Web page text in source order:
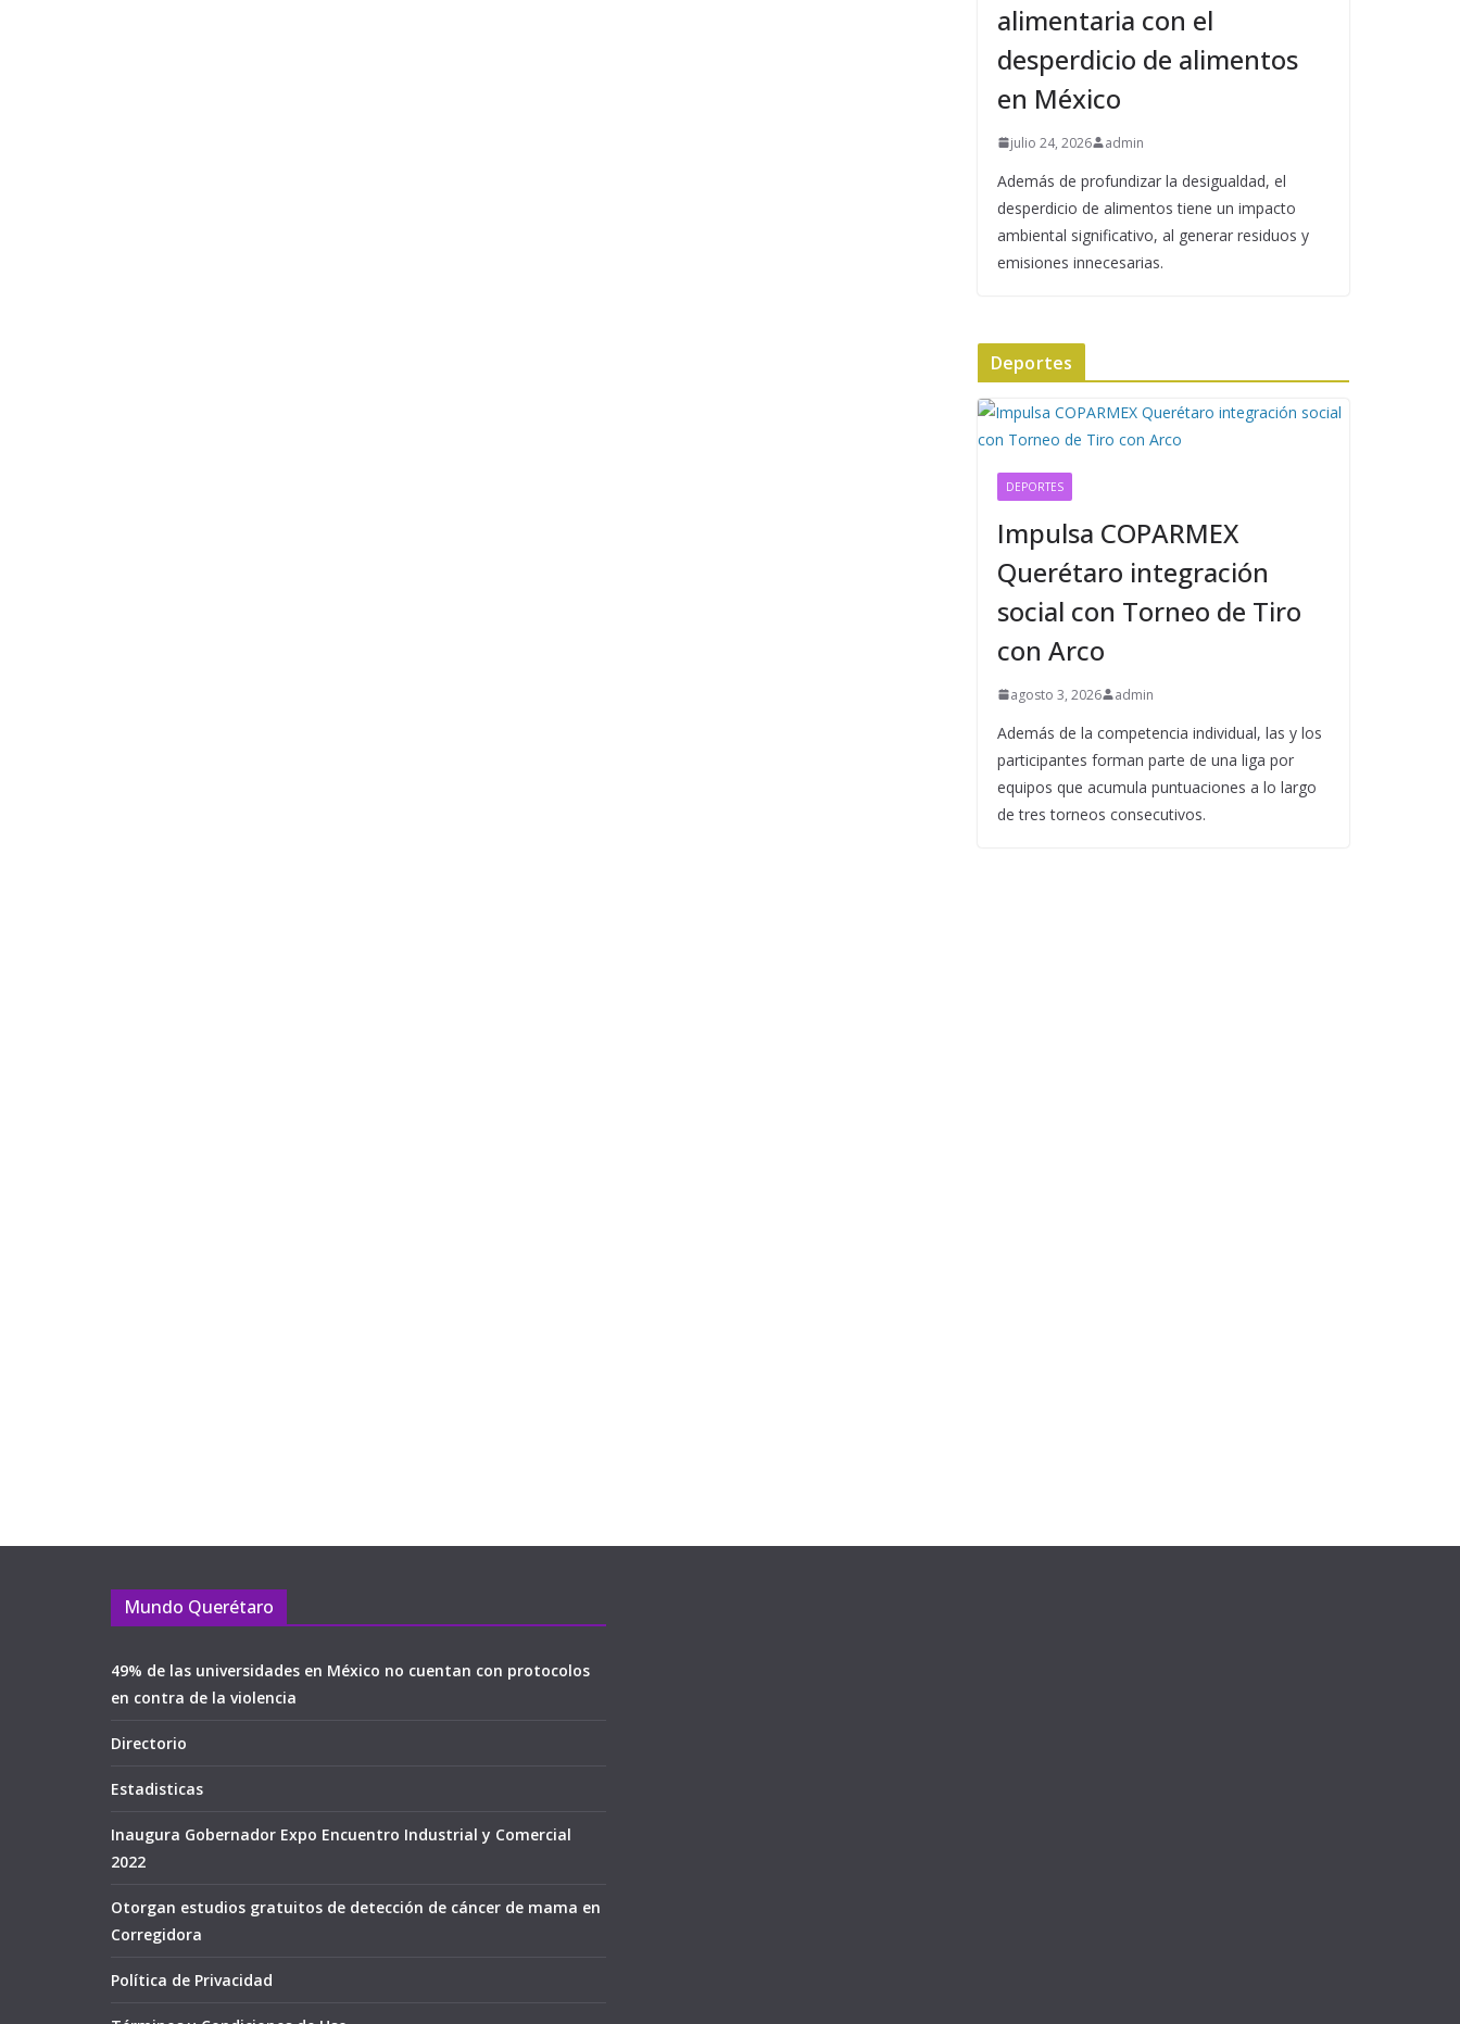
alimentaria con el
desperdicio de alimentos
en México
julio 24, 2026 admin
Además de profundizar la desigualdad, el
desperdicio de alimentos tiene un impacto
ambiental significativo, al generar residuos y
emisiones innecesarias.
Deportes
DEPORTES
Impulsa COPARMEX
Querétaro integración
social con Torneo de Tiro
con Arco
agosto 3, 2026 admin
Además de la competencia individual, las y los
participantes forman parte de una liga por
equipos que acumula puntuaciones a lo largo
de tres torneos consecutivos.
Mundo Querétaro
49% de las universidades en México no cuentan con protocolos
en contra de la violencia
Directorio
Estadisticas
Inaugura Gobernador Expo Encuentro Industrial y Comercial
2022
Otorgan estudios gratuitos de detección de cáncer de mama en
Corregidora
Política de Privacidad